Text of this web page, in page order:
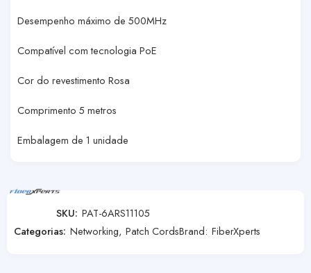
Desempenho máximo de 500MHz
Compatível com tecnologia PoE
Cor do revestimento Rosa
Comprimento 5 metros
Embalagem de 1 unidade
SKU: PAT-6ARS11105
Categorias: Networking, Patch CordsBrand: FiberXperts